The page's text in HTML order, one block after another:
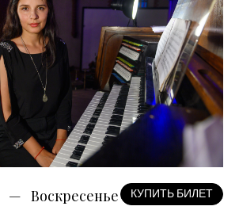
Воскресенье КУПИТЬ БИЛЕТ